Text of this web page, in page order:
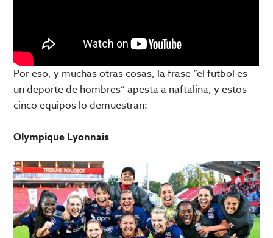
Por eso, y muchas otras cosas, la frase “el futbol es
un deporte de hombres” apesta a naftalina, y estos
cinco equipos lo demuestran:
Olympique Lyonnais